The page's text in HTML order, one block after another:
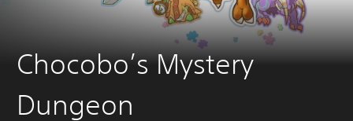
Chocobo’s Mystery
Dungeon